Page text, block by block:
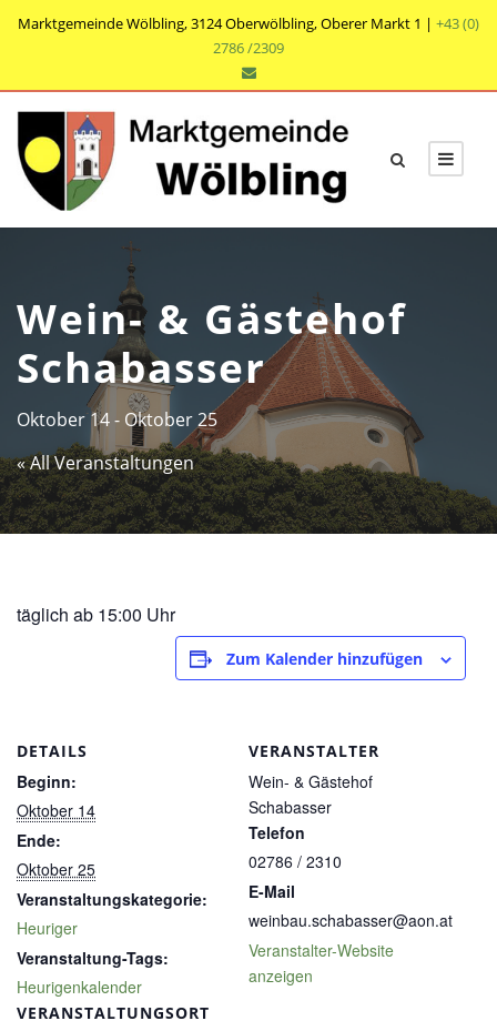
Marktgemeinde Wölbling, 3124 Oberwölbling, Oberer Markt 1 | +43 (0)
2786 /2309
Wein- & Gästehof
Schabasser
Oktober 14- Oktober 25
« All Veranstaltungen
täglich ab 15:00 Uhr
Zum Kalender hinzufügen
DETAILS
Beginn:
Oktober 14
Ende:
Oktober 25
Veranstaltungskategorie:
Heuriger
Veranstaltung-Tags:
Heurigenkalender
VERANSTALTUNGSORT
VERANSTALTER
Wein- & Gästehof
Schabasser
Telefon
02786 / 2310
E-Mail
weinbau.schabasser@aon.at
Veranstalter-Website
anzeigen